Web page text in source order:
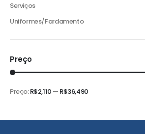
Serviços
Uniformes/Fardamento
Preço
Preço
Preço
Preço:R$2,110 — R$36,490